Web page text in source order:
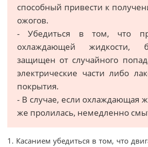
способный привести к
ожогов.
- Убедиться в том, что
охлаждающей жидкости,
защищен от случайного
электрические части либо
покрытия.
- В случае, если охлаждающая
же пролилась, немедленно
1. Касанием убедиться в том, что